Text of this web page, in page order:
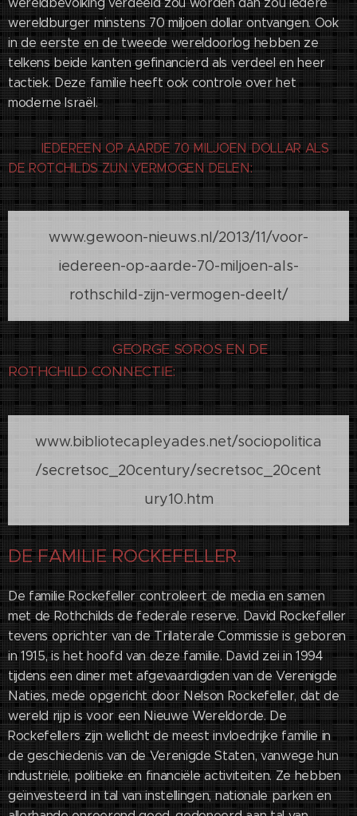
wereldburger minstens 70 miljoen dollar ontvangen. Ook
in de eerste en de tweede wereldoorlog hebben ze
telkens beide kanten gefinancierd als verdeel en heer
tactiek. Deze familie heeft ook controle over het
moderne Israël.
IEDEREEN OP AARDE 70 MILJOEN DOLLAR ALS
DE ROTCHILDS ZIJN VERMOGEN DELEN:
www.gewoon-nieuws.nl/2013/11/voor-
iedereen-op-aarde-70-miljoen-als-
rothschild-zijn-vermogen-deelt/
GEORGE SOROS EN DE
ROTHCHILD CONNECTIE:
www.bibliotecapleyades.net/sociopolitica
/secretsoc_20century/secretsoc_20cent
ury10.htm
DE FAMILIE ROCKEFELLER.
De familie Rockefeller controleert de media en samen
met de Rothchilds de federale reserve. David Rockefeller
tevens oprichter van de Trilaterale Commissie is geboren
in 1915, is het hoofd van deze familie. David zei in 1994
tijdens een diner met afgevaardigden van de Verenigde
Naties, mede opgericht door Nelson Rockefeller, dat de
wereld rijp is voor een Nieuwe Wereldorde. De
Rockefellers zijn wellicht de meest invloedrijke familie in
de geschiedenis van de Verenigde Staten, vanwege hun
industriële, politieke en financiële activiteiten. Ze hebben
geïnvesteerd in tal van instellingen, nationale parken en